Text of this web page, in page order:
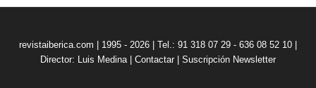
revistaiberica.com | 1995 - 2026 | Tel.: 91 318 07 29 - 636 08 52 10 |
Director: Luis Medina
Contactar Suscripción Newsletter